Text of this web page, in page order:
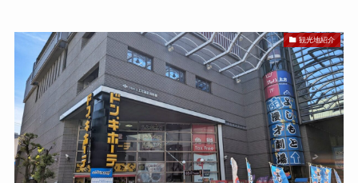
観光地紹介